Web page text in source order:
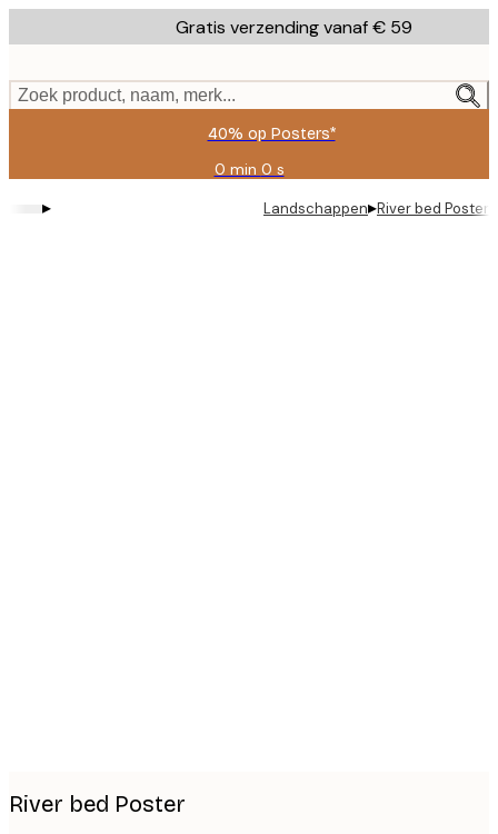
to
content.
Gratis verzending vanaf € 59
Zoek product, naam, merk...
40% op Posters*
0 min 0 s
Geldig
tot:
2026-
▸ Landschappen▸River bed Poster
River bed Poster